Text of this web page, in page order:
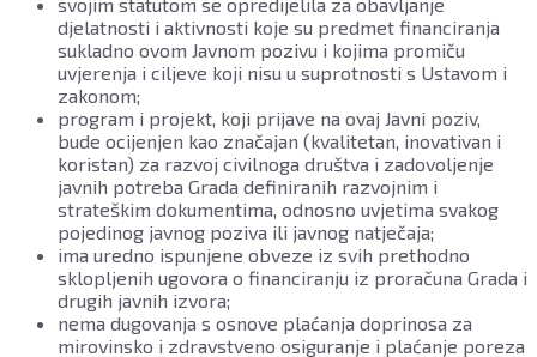
djelatnosti i aktivnosti koje su predmet financiranja
sukladno ovom Javnom pozivu i kojima promiču
uvjerenja i ciljeve koji nisu u suprotnosti s Ustavom i
zakonom;
program i projekt, koji prijave na ovaj Javni poziv,
bude ocijenjen kao značajan (kvalitetan, inovativan i
koristan) za razvoj civilnoga društva i zadovoljenje
javnih potreba Grada definiranih razvojnim i
strateškim dokumentima, odnosno uvjetima svakog
pojedinog javnog poziva ili javnog natječaja;
ima uredno ispunjene obveze iz svih prethodno
sklopljenih ugovora o financiranju iz proračuna Grada i
drugih javnih izvora;
nema dugovanja s osnove plaćanja doprinosa za
mirovinsko i zdravstveno osiguranje i plaćanje poreza